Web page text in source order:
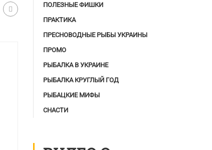
ПОЛЕЗНЫЕ ФИШКИ
ПРАКТИКА
ПРЕСНОВОДНЫЕ РЫБЫ УКРАИНЫ
ПРОМО
РЫБАЛКА В УКРАИНЕ
РЫБАЛКА КРУГЛЫЙ ГОД
РЫБАЦКИЕ МИФЫ
СНАСТИ